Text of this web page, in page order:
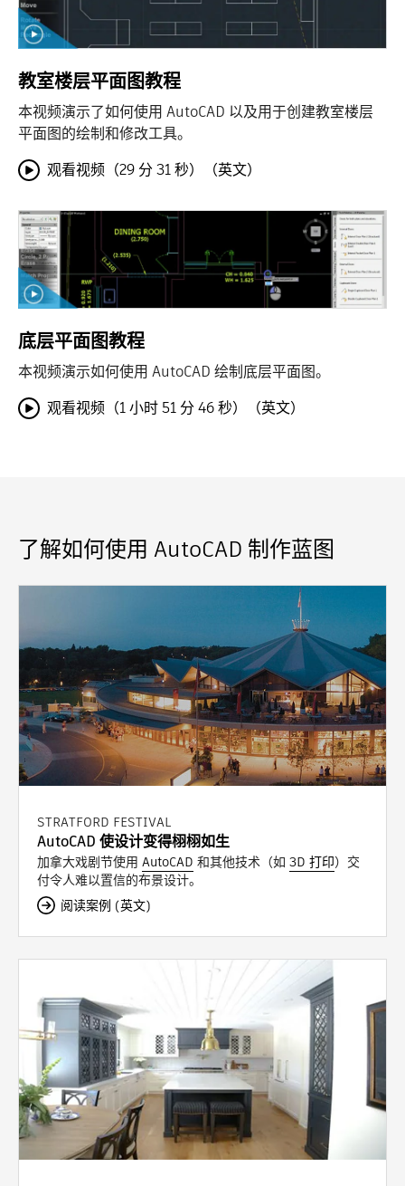
教室楼层平面图教程
本视频演示了如何使用 AutoCAD 以及用于创建教室楼层
平面图的绘制和修改工具。
观看视频（29 分 31 秒）（英文）
底层平面图教程
本视频演示如何使用 AutoCAD 绘制底层平面图。
观看视频（1 小时 51 分 46 秒）（英文）
了解如何使用 AutoCAD 制作蓝图
STRATFORD FESTIVAL
AutoCAD 使设计变得栩栩如生
加拿大戏剧节使用 AutoCAD 和其他技术（如 3D 打印）交
付令人难以置信的布景设计。
阅读案例 (英文)